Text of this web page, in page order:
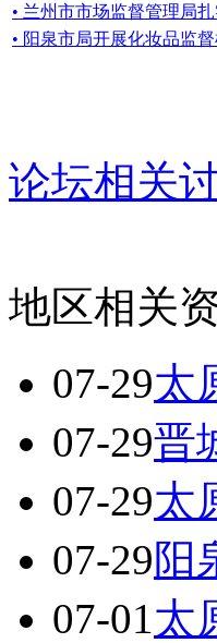
• 兰州市市场监督管理局
• 阳泉市局开展化妆品监
论坛相关
地区相关
07-29太
07-29晋
07-29太
07-29阳
07-01太